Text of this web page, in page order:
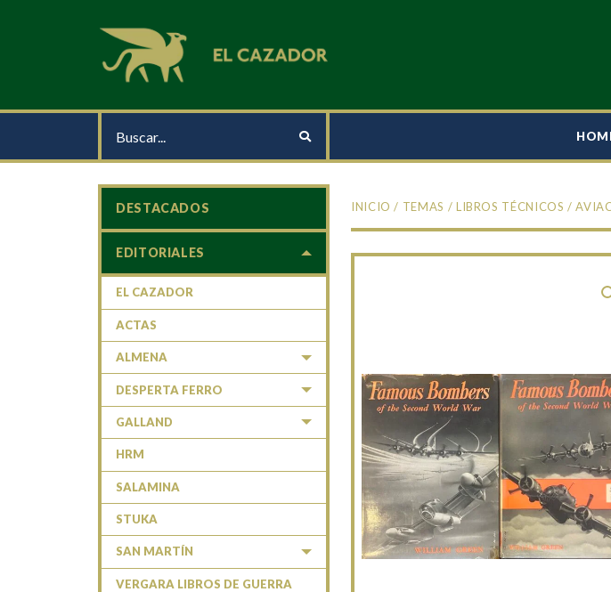
INICIO / TEMAS / LIBROS TÉCNICOS /
DESTACADOS
EDITORIALES
EL CAZADOR
ACTAS
ALMENA
DESPERTA FERRO
GALLAND
HRM
SALAMINA
STUKA
SAN MARTÍN
VERGARA LIBROS DE GUERRA